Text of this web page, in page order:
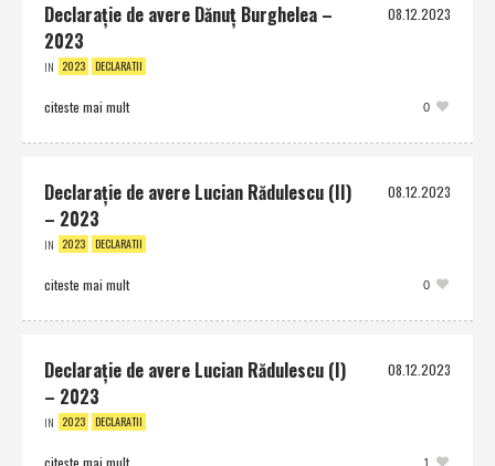
08.12.2023
Declaraţie de avere Dănuţ Burghelea –
2023
IN 2023 DECLARATII
0
citeste mai mult
08.12.2023
Declaraţie de avere Lucian Rădulescu (II)
– 2023
IN 2023 DECLARATII
0
citeste mai mult
08.12.2023
Declaraţie de avere Lucian Rădulescu (I)
– 2023
IN 2023 DECLARATII
1
citeste mai mult